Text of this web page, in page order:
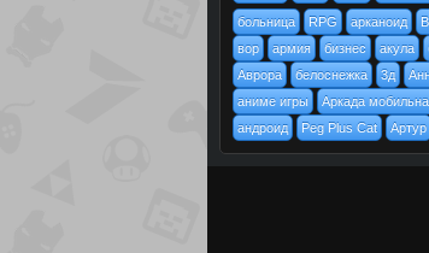
больница RPG арканоид
вор
армия бизнес акула
Аврора белоснежка 3д
аниме игры
Аркада
андроид
Peg Plus Cat Артур